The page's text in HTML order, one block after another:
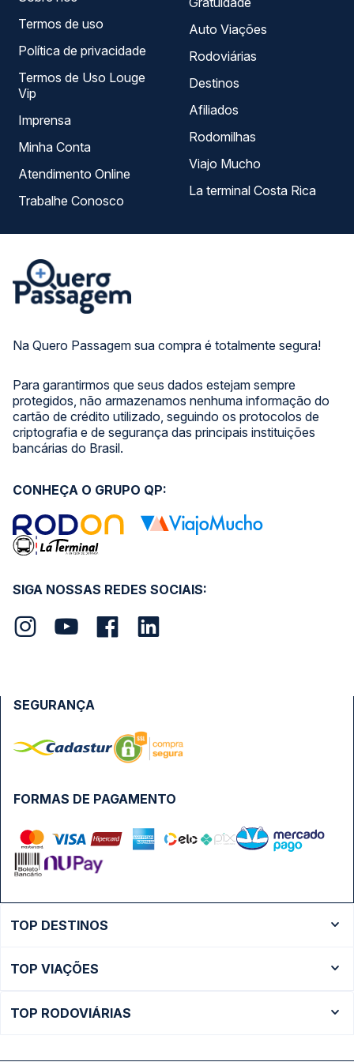
Na Quero Passagem sua compra é totalmente segura!
Para garantirmos que seus dados estejam sempre
protegidos, não armazenamos nenhuma informação do
cartão de crédito utilizado, seguindo os protocolos de
criptografia e de segurança das principais instituições
bancárias do Brasil.
Termos de uso
Política de privacidade
Termos de Uso Louge
Vip
Imprensa
Minha Conta
Atendimento Online
Trabalhe Conosco
Auto Viações
Rodoviárias
Destinos
Afiliados
Rodomilhas
Viajo Mucho
La terminal Costa Rica
SIGA NOSSAS REDES SOCIAIS:
CONHEÇA O GRUPO QP:
FORMAS DE PAGAMENTO
SEGURANÇA
TOP DESTINOS
Ônibus São Paulo
TOP VIAÇÕES
TOP RODOVIÁRIAS